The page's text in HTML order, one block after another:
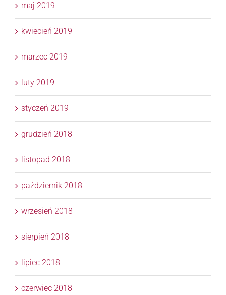
maj 2019
kwiecień 2019
marzec 2019
luty 2019
styczeń 2019
grudzień 2018
listopad 2018
październik 2018
wrzesień 2018
sierpień 2018
lipiec 2018
czerwiec 2018